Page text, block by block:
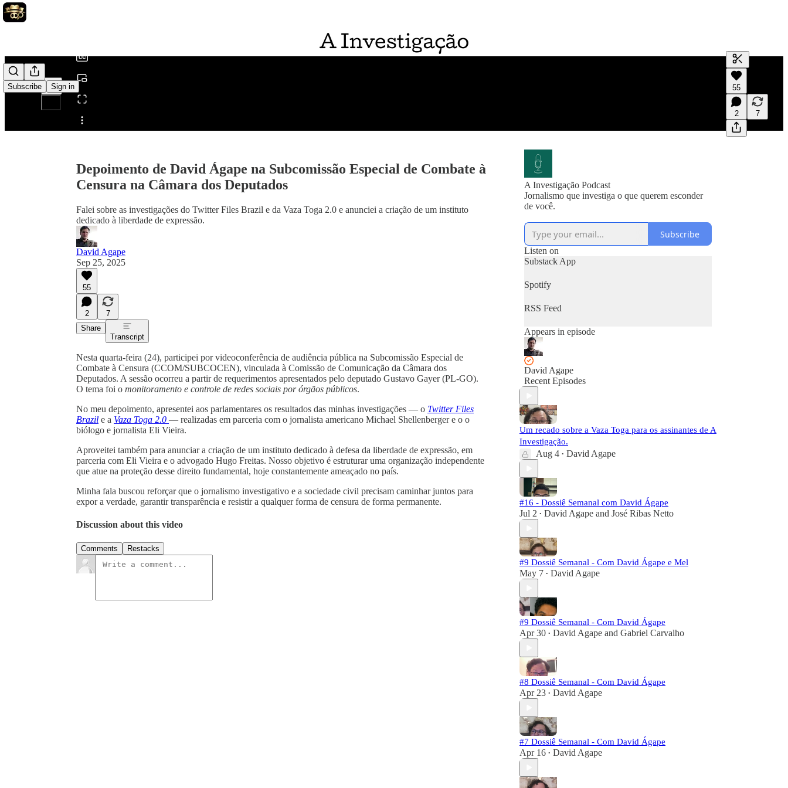
Subscribe Sign in
Share from 0:00
Generate
A transcript
editing.
55
2 7
Depoimento de David Ágape na Subcomissão Especial de Combate à
Censura na Câmara dos Deputados
Falei sobre as investigações do Twitter Files Brazil e da Vaza Toga 2.0 e anunciei a criação de um instituto
dedicado à liberdade de expressão.
David Agape
Sep 25, 2025
55
2
7
Share
Transcript
Nesta quarta-feira (24), participei por videoconferência de audiência pública na Subcomissão Especial de
Combate à Censura (CCOM/SUBCOCEN), vinculada à Comissão de Comunicação da Câmara dos
Deputados. A sessão ocorreu a partir de requerimentos apresentados pelo deputado Gustavo Gayer (PL-GO).
O tema foi o monitoramento e controle de redes sociais por órgãos públicos.
No meu depoimento, apresentei aos parlamentares os resultados das minhas investigações — o Twitter Files
Brazil e a Vaza Toga 2.0 — realizadas em parceria com o jornalista americano Michael Shellenberger e o o
biólogo e jornalista Eli Vieira.
Aproveitei também para anunciar a criação de um instituto dedicado à defesa da liberdade de expressão, em
parceria com Eli Vieira e o advogado Hugo Freitas. Nosso objetivo é estruturar uma organização independente
que atue na proteção desse direito fundamental, hoje constantemente ameaçado no país.
Minha fala buscou reforçar que o jornalismo investigativo e a sociedade civil precisam caminhar juntos para
expor a verdade, garantir transparência e resistir a qualquer forma de censura de forma permanente.
Discussion about this video
Comments Restacks
A Investigação Podcast
Jornalismo que investiga o que querem esconder
de você.
Subscribe
Listen on
Substack App
Spotify
RSS Feed
Appears in episode
David Agape
Recent Episodes
Um recado sobre a Vaza Toga para os assinantes de A
Investigação.
Aug 4 • David Agape
#16 - Dossiê Semanal com David Ágape
Jul 2 • David Agape and José Ribas Netto
#9 Dossiê Semanal - Com David Ágape e Mel
May 7 • David Agape
#9 Dossiê Semanal - Com David Ágape
Apr 30 • David Agape and Gabriel Carvalho
#8 Dossiê Semanal - Com David Ágape
Apr 23 • David Agape
#7 Dossiê Semanal - Com David Ágape
Apr 16 • David Agape